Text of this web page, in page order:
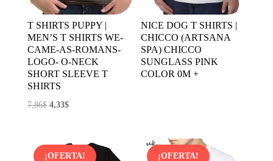
T SHIRTS PUPPY |
MEN’S T SHIRTS WE-
CAME-AS-ROMANS-
LOGO- O-NECK
SHORT SLEEVE T
SHIRTS
7,86$ El
era:
4,33$El
es:
NICE DOG T SHIRTS |
CHICCO (ARTSANA
SPA) CHICCO
SUNGLASS PINK
COLOR 0M +
¡OFERTA! ¡OFERTA!